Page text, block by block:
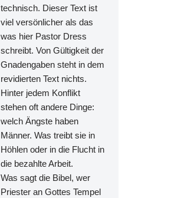
technisch. Dieser Text ist
viel versönlicher als das
was hier Pastor Dress
schreibt. Von Gültigkeit der
Gnadengaben steht in dem
revidierten Text nichts.
Hinter jedem Konflikt
stehen oft andere Dinge:
welch Ängste haben
Männer. Was treibt sie in
Höhlen oder in die Flucht in
die bezahlte Arbeit.
Was sagt die Bibel, wer
Priester an Gottes Tempel